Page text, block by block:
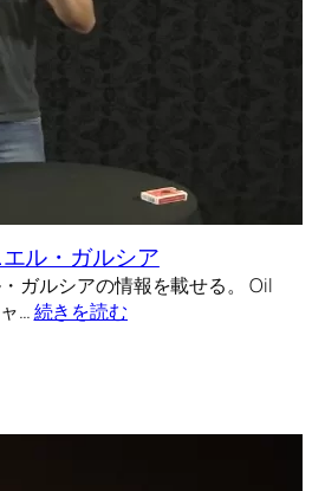
ル・ガルシア
ガルシアの情報を載せる。 Oil
…続きを読む